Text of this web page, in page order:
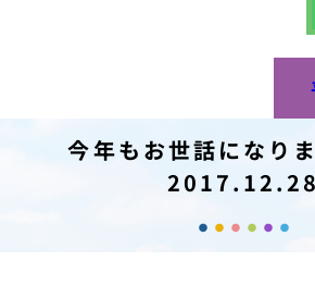
今年もお世話になり
2017.12.28